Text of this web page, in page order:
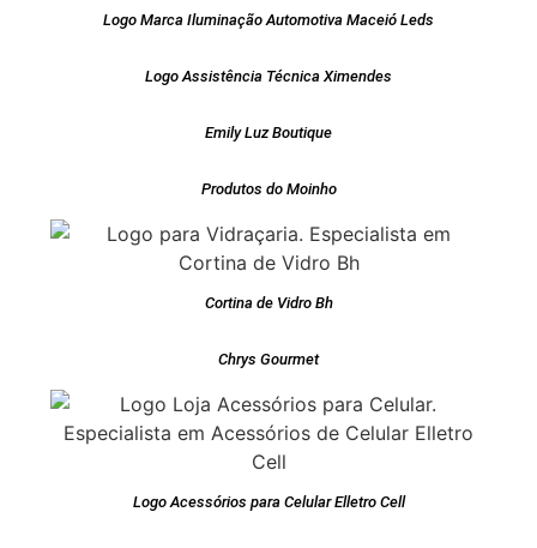
Logo Marca Iluminação Automotiva Maceió Leds
Logo Assistência Técnica Ximendes
Emily Luz Boutique
Produtos do Moinho
Cortina de Vidro Bh
Chrys Gourmet
Logo Acessórios para Celular Elletro Cell